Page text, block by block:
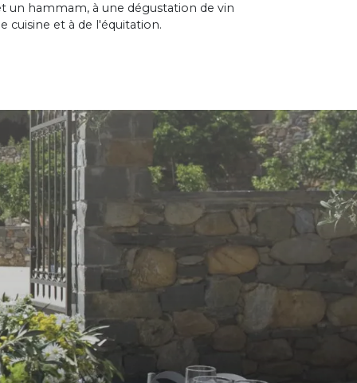
un hammam, à une dégustation de vin
cuisine et à de l'équitation.